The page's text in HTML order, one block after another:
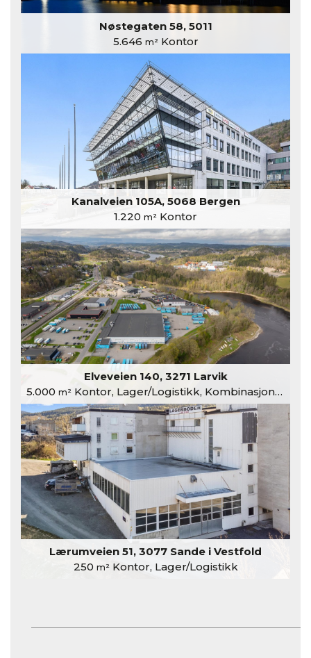
Nøstegaten 58, 5011
5.646 m²Kontor
Kanalveien 105A, 5068 Bergen
1.220 m² Kontor
Elveveien 140, 3271 Larvik
5.000 m²Kontor, Lager/Logistikk, Kombinasjonslokaler
Lærumveien 51, 3077 Sande i Vestfold
250 m²Kontor, Lager/Logistikk